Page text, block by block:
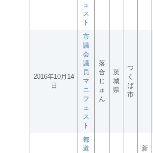
ェ
ス
ト
2016年10月14
日
市
議
会
議
員
マ
ニ
フ
ェ
ス
ト
落
合
じ
ゅ
ん
茨
城
県
つ
く
ば
市
都
道
新